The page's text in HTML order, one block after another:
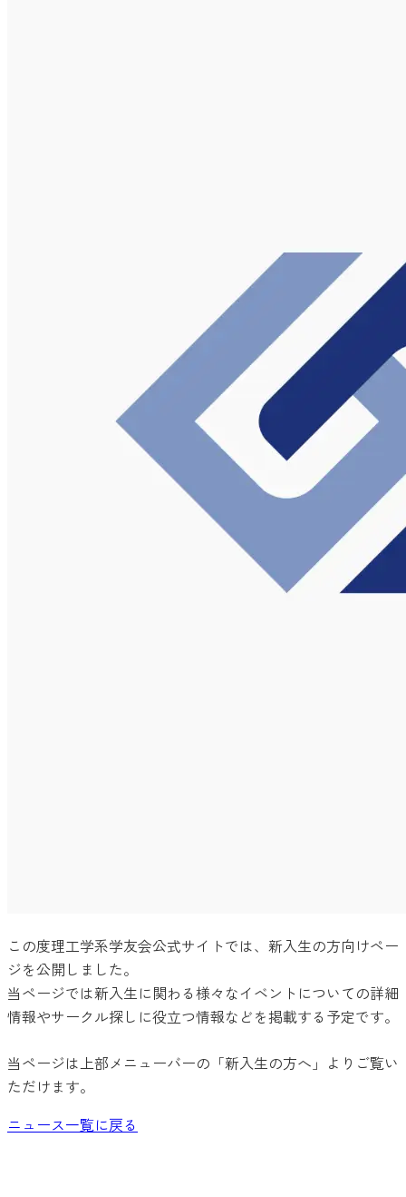
この度理工学系学友会公式サイトでは、新入生の方向けペー
ジを公開しました。
当ページでは新入生に関わる様々なイベントについての詳細
情報やサークル探しに役立つ情報などを掲載する予定です。
当ページは上部メニューバーの「新入生の方へ」よりご覧い
ただけます。
ニュース一覧に戻る